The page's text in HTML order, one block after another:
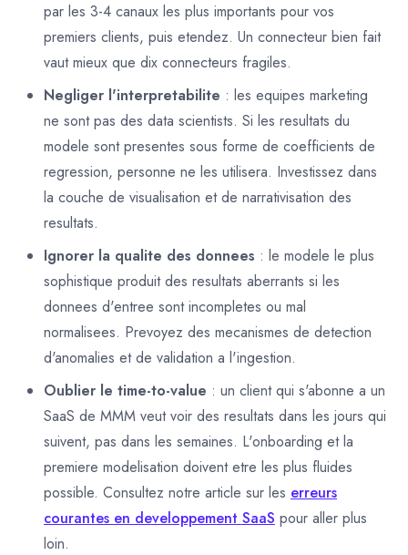
par les 3-4 canaux les plus importants pour vos
premiers clients, puis etendez. Un connecteur bien fait
vaut mieux que dix connecteurs fragiles.
Negliger l'interpretabilite : les equipes marketing
ne sont pas des data scientists. Si les resultats du
modele sont presentes sous forme de coefficients de
regression, personne ne les utilisera. Investissez dans
la couche de visualisation et de narrativisation des
resultats.
Ignorer la qualite des donnees : le modele le plus
sophistique produit des resultats aberrants si les
donnees d'entree sont incompletes ou mal
normalisees. Prevoyez des mecanismes de detection
d'anomalies et de validation a l'ingestion.
Oublier le time-to-value : un client qui s'abonne a un
SaaS de MMM veut voir des resultats dans les jours qui
suivent, pas dans les semaines. L'onboarding et la
premiere modelisation doivent etre les plus fluides
possible. Consultez notre article sur les erreurs
courantes en developpement SaaS pour aller plus
loin.